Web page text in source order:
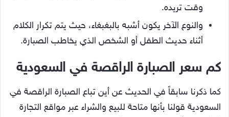
وقت تريده.
والنوع الآخر يكون أشبه بالبغبغاء، حيث يتم تكرار الكلام
أثناء حديث الطفل أو الشخص الذي يخاطب الصبارة.
كم سعر الصبارة الراقصة في السعودية
كما ذكرنا سابقاً في الحديث عن أين تباع الصبارة الراقصة في
السعودية قولنا بأنها متاحة للبيع والشراء عبر مواقع التجارة